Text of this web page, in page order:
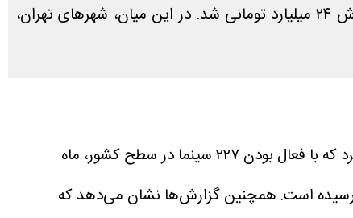
مدیر روابط عمومی سازمان سینمایی خبر داد: در ماه فروردین ۲۵۰ هزار نفر به سینماها مراجعه کردند که منجر به فروش ۲۴ میلیارد تومانی شد. در این میان، شهرهای تهران،
به نقل از صبا، مسعود نجفی، مدیر روابط عمومی سازمان سینمایی در گزارشی از وضعیت گیشه، اعلام کرد که با فعال بودن ۲۲۷ سینما در سطح کشور، ماه
همچنین گزارش‌ها نشان می‌دهد که